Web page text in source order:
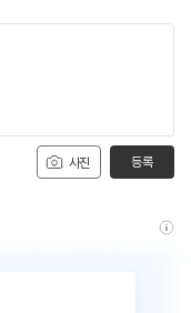
사진 등록